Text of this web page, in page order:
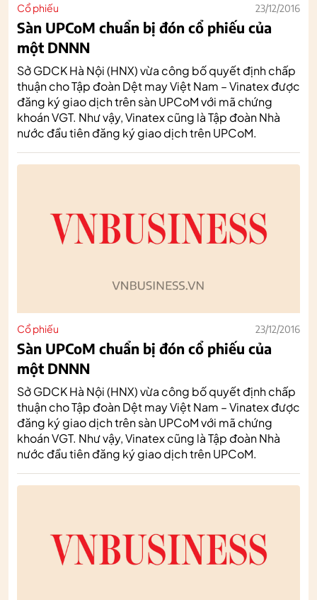
Cổ phiếu 23/12/2016
Sàn UPCoM chuẩn bị đón cổ phiếu của
một DNNN
Sở GDCK Hà Nội (HNX) vừa công bố quyết định chấp
thuận cho Tập đoàn Dệt may Việt Nam – Vinatex được
đăng ký giao dịch trên sàn UPCoM với mã chứng
khoán VGT. Như vậy, Vinatex cũng là Tập đoàn Nhà
nước đầu tiên đăng ký giao dịch trên UPCoM.
Cổ phiếu 23/12/2016
Sàn UPCoM chuẩn bị đón cổ phiếu của
một DNNN
Sở GDCK Hà Nội (HNX) vừa công bố quyết định chấp
thuận cho Tập đoàn Dệt may Việt Nam – Vinatex được
đăng ký giao dịch trên sàn UPCoM với mã chứng
khoán VGT. Như vậy, Vinatex cũng là Tập đoàn Nhà
nước đầu tiên đăng ký giao dịch trên UPCoM.